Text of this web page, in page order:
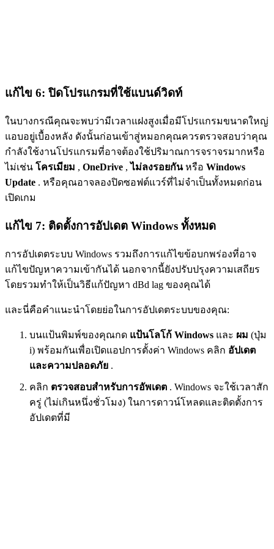
แก้ไข 6: ปิดโปรแกรมที่ใช้แบนด์วิดท์
ในบางกรณีคุณจะพบว่ามีเวลาแฝงสูงเมื่อมีโปรแกรมขนาดใหญ่
แอบอยู่เบื้องหลัง ดังนั้นก่อนเข้าสู่หมอกคุณควรตรวจสอบว่าคุณ
กำลังใช้งานโปรแกรมที่อาจต้องใช้ปริมาณการจราจรมากหรือ
ไม่เช่น โครเมียม , OneDrive ,ไม่ลงรอยกันหรือ Windows
Update . หรือคุณอาจลองปิดซอฟต์แวร์ที่ไม่จำเป็นทั้งหมดก่อน
เปิดเกม
แก้ไข 7: ติดตั้งการอัปเดต Windows ทั้งหมด
การอัปเดตระบบ Windows รวมถึงการแก้ไขข้อบกพร่องที่อาจ
แก้ไขปัญหาความเข้ากันได้ นอกจากนี้ยังปรับปรุงความเสถียร
โดยรวมทำให้เป็นวิธีแก้ปัญหา dBd lag ของคุณได้
และนี่คือคำแนะนำโดยย่อในการอัปเดตระบบของคุณ:
บนแป้นพิมพ์ของคุณกด แป้นโลโก้ Windows และ ผม (ปุ่ม
i) พร้อมกันเพื่อเปิดแอปการตั้งค่า Windows คลิก อัปเดต
และความปลอดภัย .
คลิก ตรวจสอบสำหรับการอัพเดต . Windows จะใช้เวลาสัก
ครู่ (ไม่เกินหนึ่งชั่วโมง) ในการดาวน์โหลดและติดตั้งการ
อัปเดตที่มี